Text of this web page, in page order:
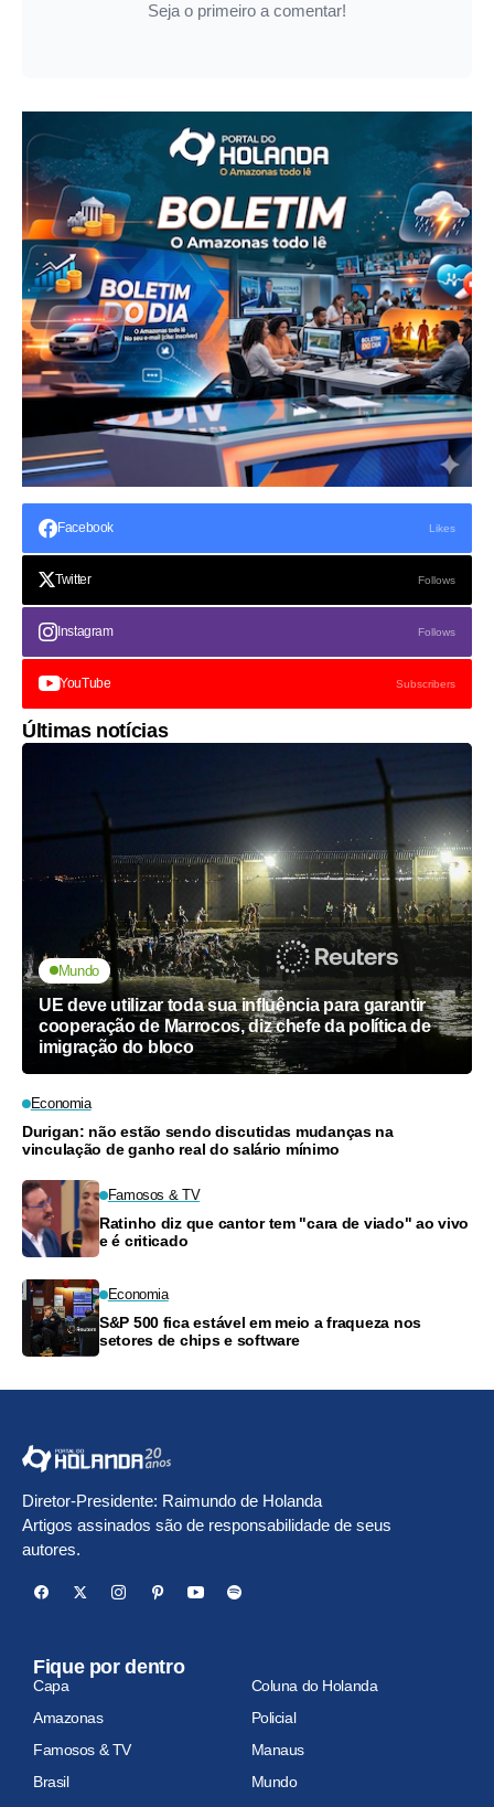
Seja o primeiro a comentar!
Facebook Likes
Twitter Follows
Instagram Follows
YouTube Subscribers
Últimas notícias
Mundo
UE deve utilizar toda sua influência para garantir
cooperação de Marrocos, diz chefe da política de
imigração do bloco
Economia
Durigan: não estão sendo discutidas mudanças na
vinculação de ganho real do salário mínimo
Famosos & TV
Ratinho diz que cantor tem "cara de viado" ao vivo
e é criticado
Economia
S&P 500 fica estável em meio a fraqueza nos
setores de chips e software
Diretor-Presidente: Raimundo de Holanda
Artigos assinados são de responsabilidade de seus
autores.
Fique por dentro
Capa
Coluna do Holanda
Amazonas
Policial
Famosos & TV
Manaus
Brasil
Mundo